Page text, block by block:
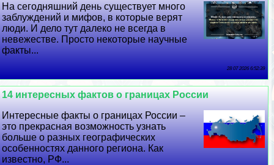
На сегодняшний день существует много
заблуждений и мифов, в которые верят
люди. И дело тут далеко не всегда в
невежестве. Просто некоторые научные
факты...
28 07 2026 6:52:39
14 интересных фактов о границах России
Интересные факты о границах России –
это прекрасная возможность узнать
больше о разных географических
особенностях данного региона. Как
известно, РФ...